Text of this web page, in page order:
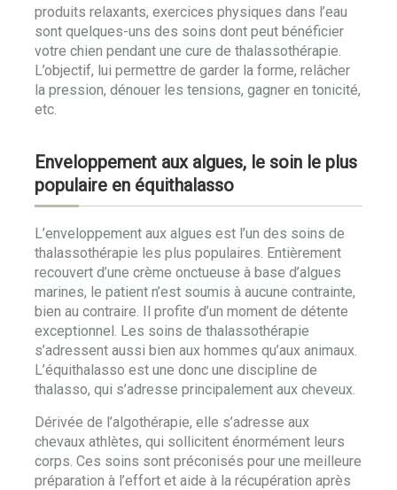
produits relaxants, exercices physiques dans l’eau
sont quelques-uns des soins dont peut bénéficier
votre chien pendant une cure de thalassothérapie.
L’objectif, lui permettre de garder la forme, relâcher
la pression, dénouer les tensions, gagner en tonicité,
etc.
Enveloppement aux algues, le soin le plus
populaire en équithalasso
L’enveloppement aux algues est l’un des soins de
thalassothérapie les plus populaires. Entièrement
recouvert d’une crème onctueuse à base d’algues
marines, le patient n’est soumis à aucune contrainte,
bien au contraire. Il profite d’un moment de détente
exceptionnel. Les soins de thalassothérapie
s’adressent aussi bien aux hommes qu’aux animaux.
L’équithalasso est une donc une discipline de
thalasso, qui s’adresse principalement aux cheveux.
Dérivée de l’algothérapie, elle s’adresse aux
chevaux athlètes, qui sollicitent énormément leurs
corps. Ces soins sont préconisés pour une meilleure
préparation à l’effort et aide à la récupération après